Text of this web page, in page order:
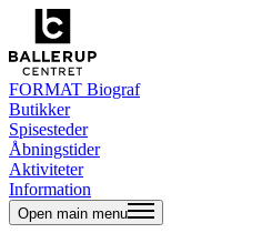
FORMAT Biograf
Butikker
Spisesteder
Åbningstider
Aktiviteter
Information
Open main menu